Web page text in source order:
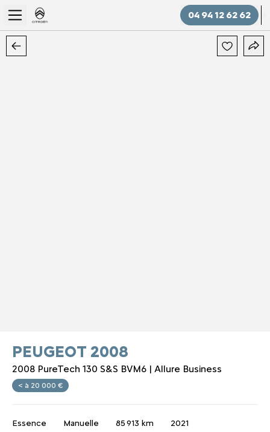
04 94 12 62 62
PEUGEOT 2008
2008 PureTech 130 S&S BVM6 | Allure Business
< à 20 000 €
Essence Manuelle 85 913 km 2021